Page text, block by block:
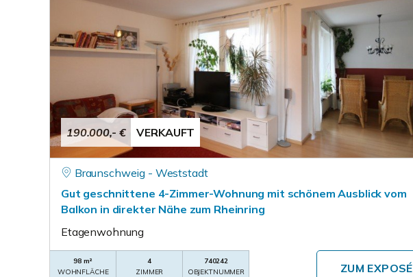
190.000,- € VERKAUFT
Braunschweig - Weststadt
Gut geschnittene 4-Zimmer-Wohnung mit schönem Ausblick vom
Balkon in direkter Nähe zum Rheinring
Etagenwohnung
98 m²
WOHNFLÄCHE
4
ZIMMER
740242
OBJEKTNUMMER
ZUM EXPOSÉ